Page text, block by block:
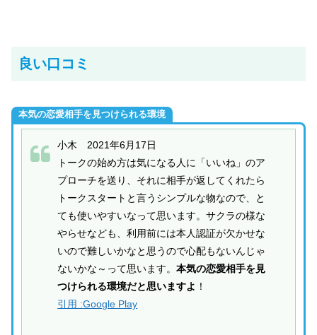
良い口コミ
本気の恋愛相手を見つけられる環境
小木 2021年6月17日
トークの始め方は気になる人に「いいね」のア
プローチを送り、それに相手が返してくれたら
トークスタートと言うシンプルな物なので、と
ても使いやすいなって思います。サクラの様な
やらせなども、利用前には本人認証が欠かせな
いので難しいかなと思うので心配もないんじゃ
ないかな～って思います。本気の恋愛相手を見
つけられる環境だと思いますよ ！
引用 :Google Play